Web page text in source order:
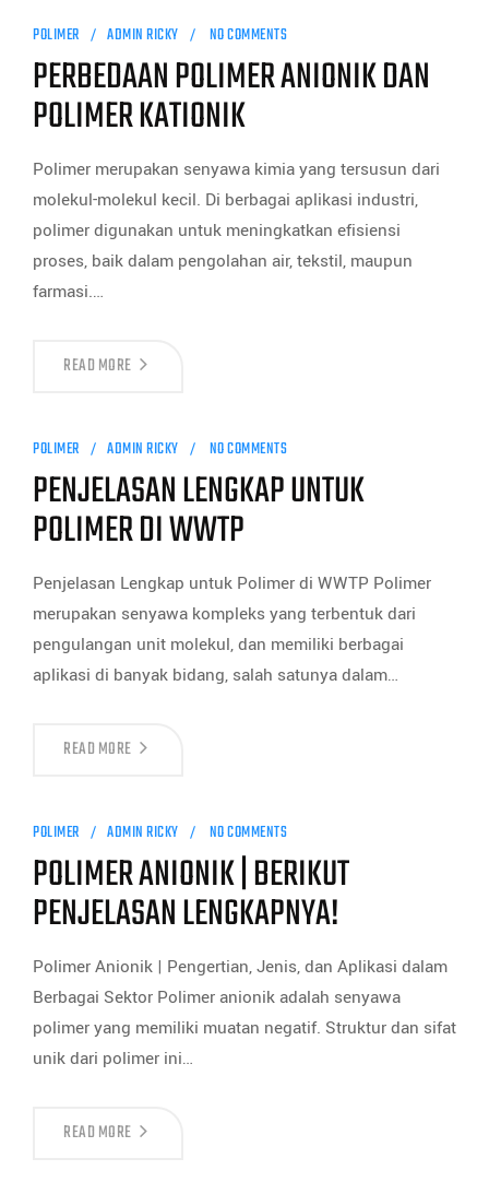
POLIMER ADMIN RICKY NO COMMENTS
PERBEDAAN POLIMER ANIONIK DAN
POLIMER KATIONIK
Polimer merupakan senyawa kimia yang tersusun dari
molekul-molekul kecil. Di berbagai aplikasi industri,
polimer digunakan untuk meningkatkan efisiensi
proses, baik dalam pengolahan air, tekstil, maupun
farmasi.…
READ MORE
POLIMER ADMIN RICKY NO COMMENTS
PENJELASAN LENGKAP UNTUK
POLIMER DI WWTP
Penjelasan Lengkap untuk Polimer di WWTP Polimer
merupakan senyawa kompleks yang terbentuk dari
pengulangan unit molekul, dan memiliki berbagai
aplikasi di banyak bidang, salah satunya dalam…
READ MORE
POLIMER ADMIN RICKY NO COMMENTS
POLIMER ANIONIK | BERIKUT
PENJELASAN LENGKAPNYA!
Polimer Anionik | Pengertian, Jenis, dan Aplikasi dalam
Berbagai Sektor Polimer anionik adalah senyawa
polimer yang memiliki muatan negatif. Struktur dan sifat
unik dari polimer ini…
READ MORE